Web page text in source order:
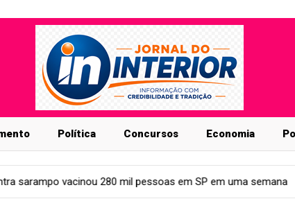
Política Concursos Economia
em SP em uma semana Geral Vestibular 2027: